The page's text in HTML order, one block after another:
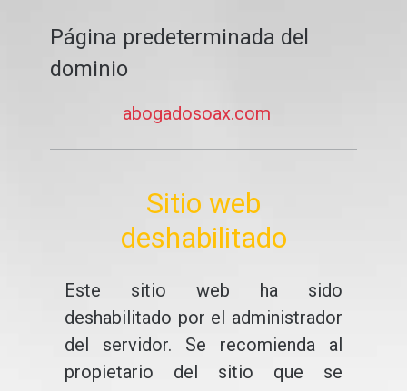
Página predeterminada del
dominio
abogadosoax.com
Sitio web
deshabilitado
Este sitio web ha sido
deshabilitado por el administrador
del servidor. Se recomienda al
propietario del sitio que se